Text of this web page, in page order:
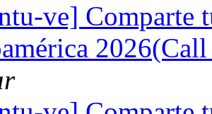
ve] Comparte